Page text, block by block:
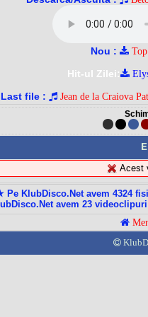
Nou :
Hit-ul Zilei:
Last file :
Jean de la Craiova
Acest
Pe KlubDisco.Net avem 4324
avem 23